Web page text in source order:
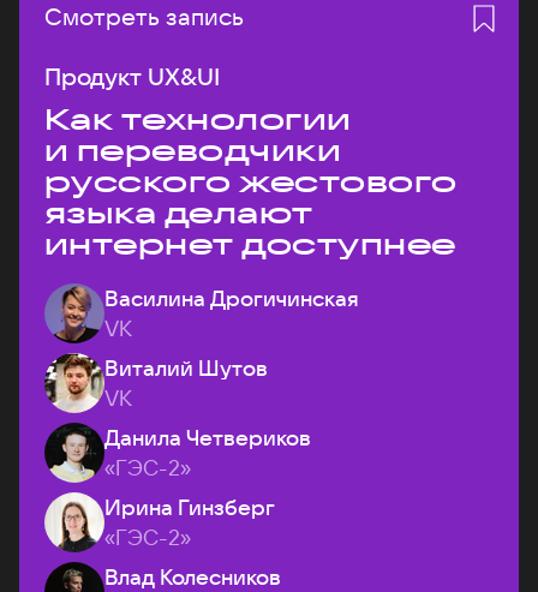
Смотреть запись
Продукт UX&UI
Как технологии
и переводчики
русского жестового
языка делают
интернет доступнее
Василина Дрогичинская
VK
Виталий Шутов
VK
Данила Четвериков
«ГЭС-2»
Ирина Гинзберг
«ГЭС-2»
Влад Колесников